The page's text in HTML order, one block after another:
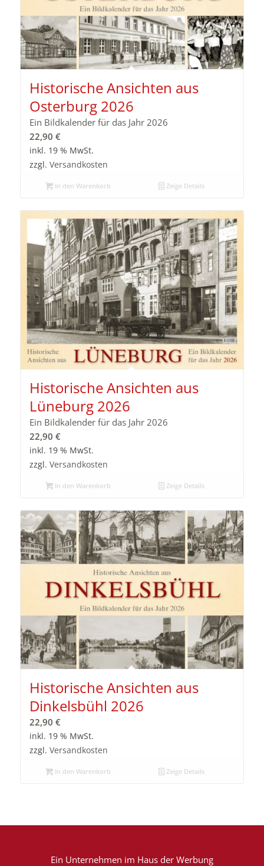
Historische Ansichten aus
Osterburg 2026
Ein Bildkalender für das Jahr 2026
22,90 €
inkl. 19 % MwSt.
zzgl. Versandkosten
In den Warenkorb Zeige Details
Historische Ansichten aus
Lüneburg 2026
Ein Bildkalender für das Jahr 2026
22,90 €
inkl. 19 % MwSt.
zzgl. Versandkosten
In den Warenkorb Zeige Details
Historische Ansichten aus
Dinkelsbühl 2026
22,90 €
inkl. 19 % MwSt.
zzgl. Versandkosten
In den Warenkorb Zeige Details
Ein Unternehmen im Haus der Werbung